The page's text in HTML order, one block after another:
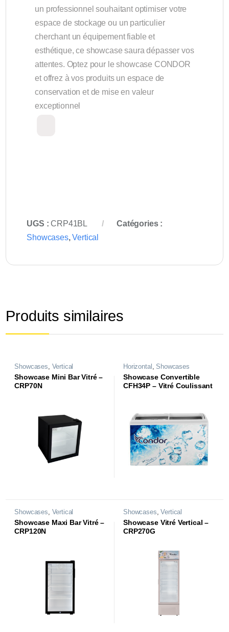
un professionnel souhaitant optimiser votre
espace de stockage ou un particulier
cherchant un équipement fiable et
esthétique, ce showcase saura dépasser vos
attentes. Optez pour le showcase CONDOR
et offrez à vos produits un espace de
conservation et de mise en valeur
exceptionnel
UGS :CRP41BL
Catégories :
Showcases,Vertical
Produits similaires
Showcases Vertical
Showcase Mini Bar Vitré –
CRP70N
Horizontal
Showcases
Showcase Convertible
CFH34P – Vitré Coulissant
Showcases, Vertical
Showcase Maxi Bar Vitré –
CRP120N
Showcases,Vertical
Showcase Vitré Vertical –
CRP270G